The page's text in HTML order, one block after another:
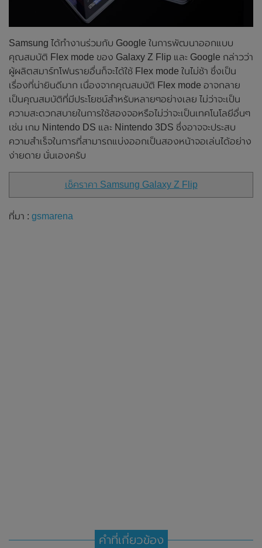
Samsung ได้ทำงานร่วมกับ Google ในการพัฒนาออกแบบ
คุณสมบัติ Flex mode ของ Galaxy Z Flip และ Google กล่าวว่า
ผู้ผลิตสมาร์ทโฟนรายอื่นก็จะได้ใช้ Flex mode ในไม่ช้า ซึ่งเป็น
เรื่องที่น่ายินดีมาก เนื่องจากคุณสมบัติ Flex mode อาจกลาย
เป็นคุณสมบัติที่มีประโยชน์สำหรับหลายๆอย่างเลย ไม่ว่าจะเป็น
ความสะดวกสบายในการใช้สองจอหรือไม่ว่าจะเป็นเทคโนโลยีอื่นๆ
เช่น เกม Nintendo DS และ Nintendo 3DS ซึ่งอาจจะประสบ
ความสำเร็จในการที่สามารถแบ่งออกเป็นสองหน้าจอเล่นได้อย่าง
ง่ายดาย นั่นเองครับ
เช็คราคา Samsung Galaxy Z Flip
ที่มา : gsmarena
คำที่เกี่ยวข้อง